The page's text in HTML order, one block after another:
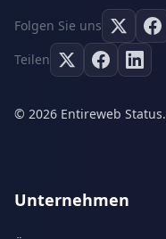
Folgen Sie uns
Teilen
© 2026 Entireweb
Unternehmen